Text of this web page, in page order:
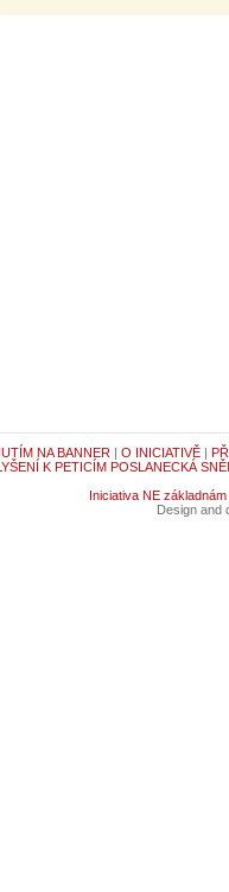
NA BANNER | O INICIATIVĚ|
K PETICÍM POSLANECKÁ
Iniciativa NE základnám
Design and